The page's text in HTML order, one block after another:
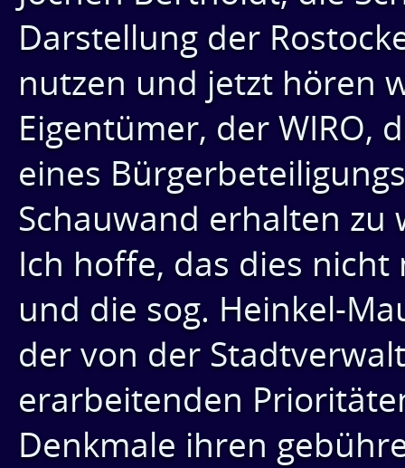
Darstellung der
nutzen und jetzt hören
Eigentümer, der WIRO,
eines
Schauwand erhalten zu
Ich hoffe, das dies
und die sog. Heinkel-
der von der
erarbeitenden
Denkmale ihren